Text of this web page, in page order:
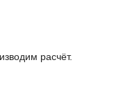
расчёт.